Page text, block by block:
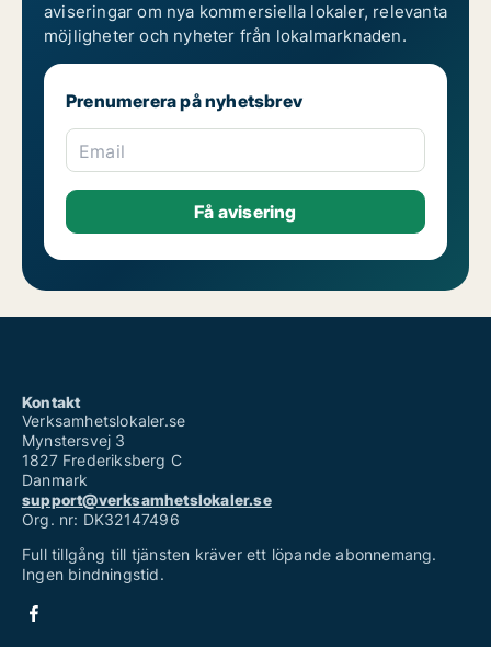
aviseringar om nya kommersiella lokaler, relevanta
möjligheter och nyheter från lokalmarknaden.
Prenumerera på nyhetsbrev
Email
Kontakt
Verksamhetslokaler.se
Mynstersvej 3
1827 Frederiksberg C
Danmark
support@verksamhetslokaler.se
Org. nr: DK32147496
Full tillgång till tjänsten kräver ett löpande abonnemang.
Ingen bindningstid.